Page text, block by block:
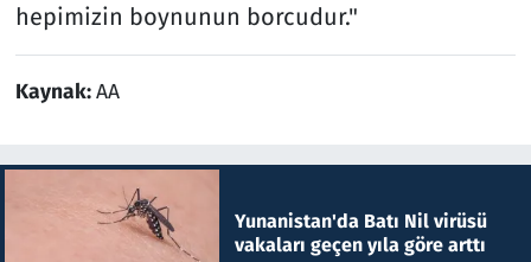
hepimizin boynunun borcudur."
Kaynak:AA
Yunanistan'da Batı Nil virüsü
vakaları geçen yıla göre arttı